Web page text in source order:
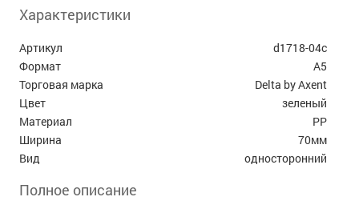
Характеристики
Артикул
d1718-04c
Формат
А5
Торговая марка
Delta by Axent
Цвет
зеленый
Материал
PP
Ширина
70мм
Вид
односторонний
Полное описание